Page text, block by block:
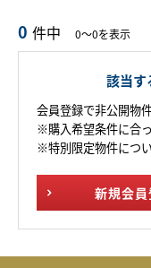
0 件中 0～0を表示
該当す
会員登録で非公開物
※購入希望条件に合
※特別限定物件につ
新規会